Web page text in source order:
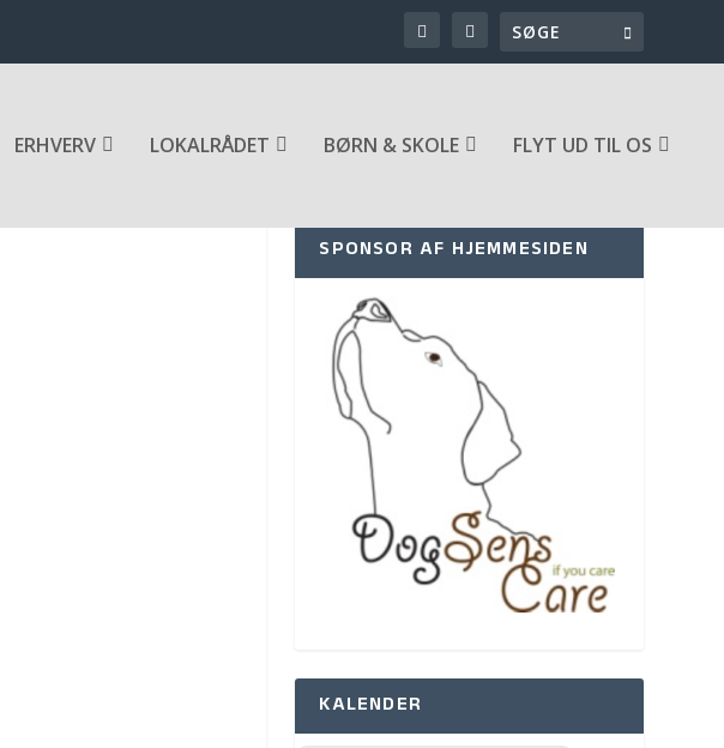
ERHVERV LOKALRÅDET BØRN & SKOLE FLYT UD TIL OS
SPONSOR AF HJEMMESIDEN
KALENDER